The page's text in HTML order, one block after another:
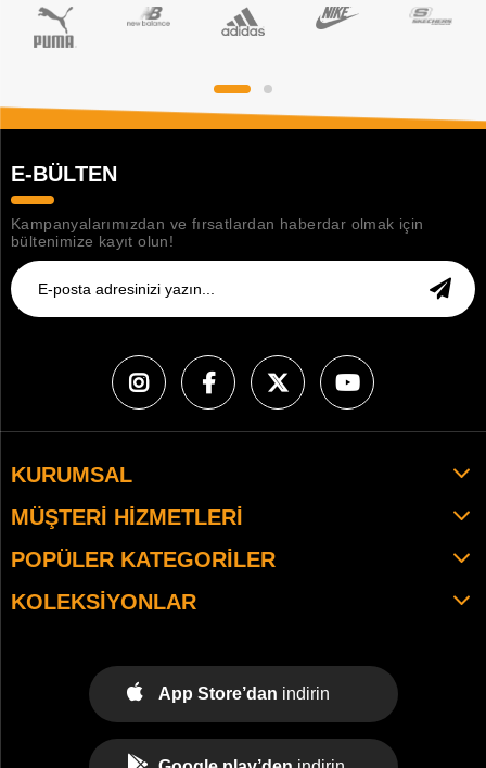
E-BÜLTEN
Kampanyalarımızdan ve fırsatlardan haberdar olmak için
bültenimize kayıt olun!
KURUMSAL
MÜŞTERI HIZMETLERI
POPÜLER KATEGORILER
KOLEKSIYONLAR
App Store’dan indirin